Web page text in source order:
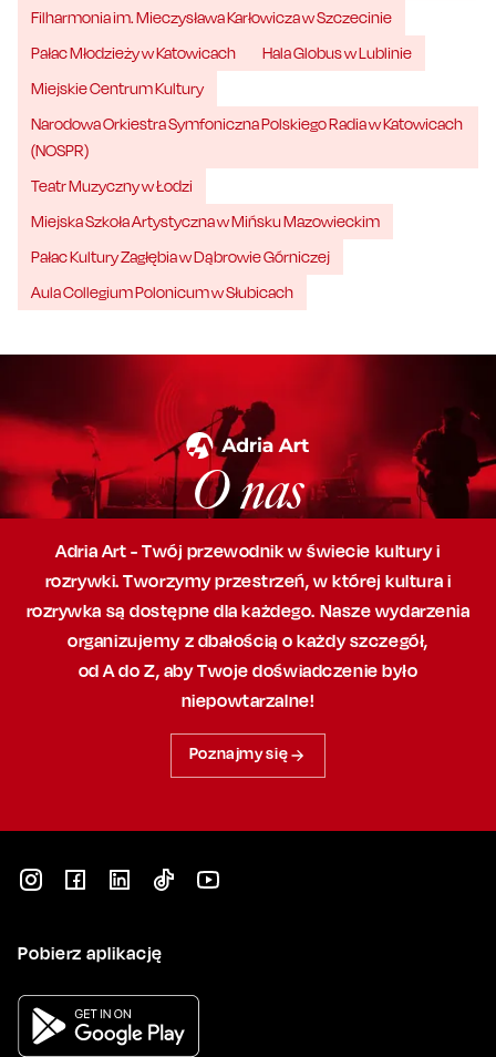
Filharmonia im. Mieczysława Karłowicza w Szczecinie
Pałac Młodzieży w Katowicach
Hala Globus w Lublinie
Miejskie Centrum Kultury
Narodowa Orkiestra Symfoniczna Polskiego Radia w Katowicach
(NOSPR)
Teatr Muzyczny w Łodzi
Miejska Szkoła Artystyczna w Mińsku Mazowieckim
Pałac Kultury Zagłębia w Dąbrowie Górniczej
Aula Collegium Polonicum w Słubicach
O nas
Adria Art - Twój przewodnik w świecie kultury i
rozrywki. Tworzymy przestrzeń,w której kultura i
rozrywka są dostępne dla każdego. Nasze wydarzenia
organizujemy z dbałością o każdy szczegół,
od A do Z, abyTwoje doświadczenie było
niepowtarzalne!
Poznajmy się
Pobierz aplikację